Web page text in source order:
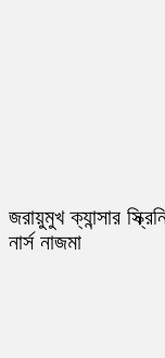
জরায়ুমুখ ক্যান্সার
নার্স নাজমা